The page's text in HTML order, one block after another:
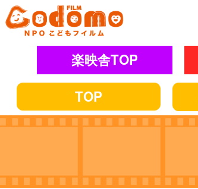
楽映舎TOP
TOP